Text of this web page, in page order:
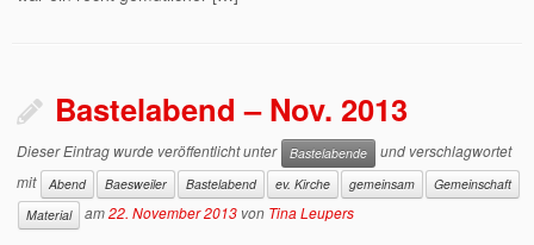
Bastelabend – Nov. 2013
Dieser Eintrag wurde veröffentlicht unter Bastelabende
und verschlagwortet
mit
Abend Baesweiler Bastelabend ev. Kirche gemeinsam
Gemeinschaft
Material
am22. November 2013 von Tina Leupers